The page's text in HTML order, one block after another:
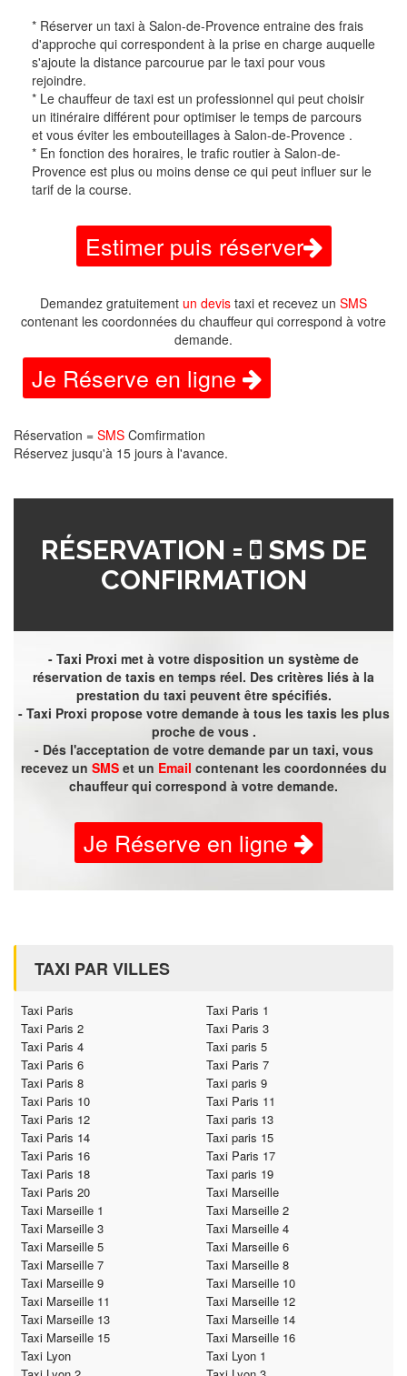
* Réserver un taxi à Salon-de-Provence entraine des frais
d'approche qui correspondent à la prise en charge auquelle
s'ajoute la distance parcourue par le taxi pour vous
rejoindre.
* Le chauffeur de taxi est un professionnel qui peut choisir
un itinéraire différent pour optimiser le temps de parcours
et vous éviter les embouteillages à Salon-de-Provence .
* En fonction des horaires, le trafic routier à Salon-de-
Provence est plus ou moins dense ce qui peut influer sur le
tarif de la course.
Estimer puis réserver
Demandez gratuitement un devis taxi et recevez un SMS
contenant les coordonnées du chauffeur qui correspond à votre
demande.
Je Réserve en ligne
Réservation = SMS Comfirmation
Réservez jusqu'à 15 jours à l'avance.
RÉSERVATION =
SMS DE
CONFIRMATION
- Taxi Proxi met à votre disposition un système de
réservation de taxis en temps réel. Des critères liés à la
prestation du taxi peuvent être spécifiés.
- Taxi Proxi propose votre demande à tous les taxis les plus
proche de vous .
- Dés l'acceptation de votre demande par un taxi, vous
recevez un SMSet un Email contenant les coordonnées du
chauffeur qui correspond à votre demande.
Je Réserve en ligne
TAXI PAR VILLES
Taxi Paris
Taxi Paris 1
Taxi Paris 2
Taxi Paris 3
Taxi Paris 4
Taxi paris 5
Taxi Paris 6
Taxi Paris 7
Taxi Paris 8
Taxi paris 9
Taxi Paris 10
Taxi Paris 11
Taxi Paris 12
Taxi paris 13
Taxi Paris 14
Taxi paris 15
Taxi Paris 16
Taxi Paris 17
Taxi Paris 18
Taxi paris 19
Taxi Paris 20
Taxi Marseille
Taxi Marseille 1
Taxi Marseille 2
Taxi Marseille 3
Taxi Marseille 4
Taxi Marseille 5
Taxi Marseille 6
Taxi Marseille 7
Taxi Marseille 8
Taxi Marseille 9
Taxi Marseille 10
Taxi Marseille 11
Taxi Marseille 12
Taxi Marseille 13
Taxi Marseille 14
Taxi Marseille 15
Taxi Marseille 16
Taxi Lyon
Taxi Lyon 1